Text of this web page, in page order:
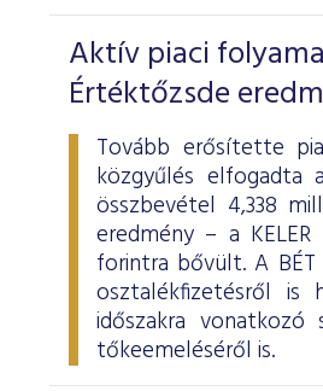
Aktív piaci
Értéktőzsde
Tovább erősítette
közgyűlés elfogadta
összbevétel 4,338
eredmény – a
forintra bővült. A
osztalékfizetésről is
időszakra
tőkeemeléséről is.